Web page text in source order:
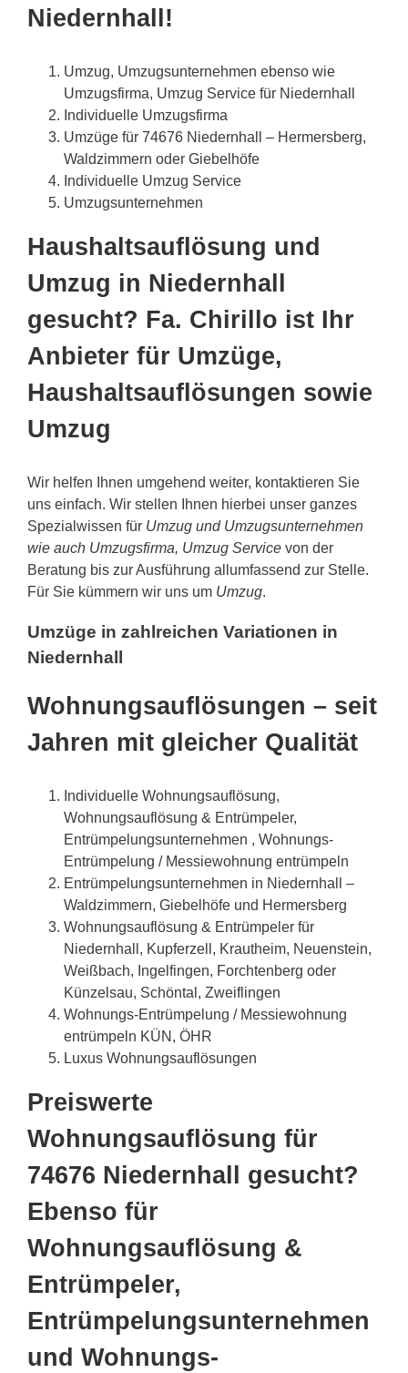
Niedernhall!
Umzug, Umzugsunternehmen ebenso wie
Umzugsfirma, Umzug Service für Niedernhall
Individuelle Umzugsfirma
Umzüge für 74676 Niedernhall – Hermersberg,
Waldzimmern oder Giebelhöfe
Individuelle Umzug Service
Umzugsunternehmen
Haushaltsauflösung und
Umzug in Niedernhall
gesucht? Fa. Chirillo ist Ihr
Anbieter für Umzüge,
Haushaltsauflösungen sowie
Umzug
Wir helfen Ihnen umgehend weiter, kontaktieren Sie
uns einfach. Wir stellen Ihnen hierbei unser ganzes
Spezialwissen für Umzug und Umzugsunternehmen
wie auch Umzugsfirma, Umzug Service von der
Beratung bis zur Ausführung allumfassend zur Stelle.
Für Sie kümmern wir uns um Umzug.
Umzüge in zahlreichen Variationen in
Niedernhall
Wohnungsauflösungen – seit
Jahren mit gleicher Qualität
Individuelle Wohnungsauflösung,
Wohnungsauflösung & Entrümpeler,
Entrümpelungsunternehmen , Wohnungs-
Entrümpelung / Messiewohnung entrümpeln
Entrümpelungsunternehmen in Niedernhall –
Waldzimmern, Giebelhöfe und Hermersberg
Wohnungsauflösung & Entrümpeler für
Niedernhall, Kupferzell, Krautheim, Neuenstein,
Weißbach, Ingelfingen, Forchtenberg oder
Künzelsau, Schöntal, Zweiflingen
Wohnungs-Entrümpelung / Messiewohnung
entrümpeln KÜN, ÖHR
Luxus Wohnungsauflösungen
Preiswerte
Wohnungsauflösung für
74676 Niedernhall gesucht?
Ebenso für
Wohnungsauflösung &
Entrümpeler,
Entrümpelungsunternehmen
und Wohnungs-